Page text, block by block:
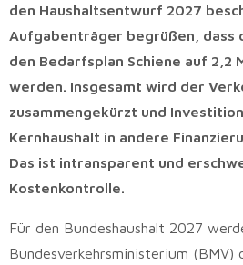
den Haushaltsentwurf 2027
Aufgabenträger begrüßen, dass
den Bedarfsplan Schiene auf 2,2
werden. Insgesamt wird der
zusammengekürzt und
Kernhaushalt in andere
Das ist intransparent und
Kostenkontrolle.
Für den Bundeshaushalt 2027
Bundesverkehrsministerium (BMV)